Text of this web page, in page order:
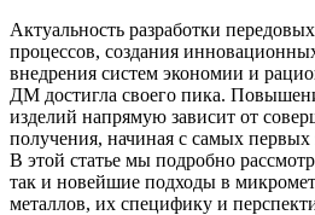
Актуальность разработки
процессов, создания
внедрения систем экономии и
ДМ достигла своего пика.
изделий напрямую зависит от
получения, начиная с самых первых
В этой статье мы подробно
так и новейшие подходы в
металлов, их специфику и